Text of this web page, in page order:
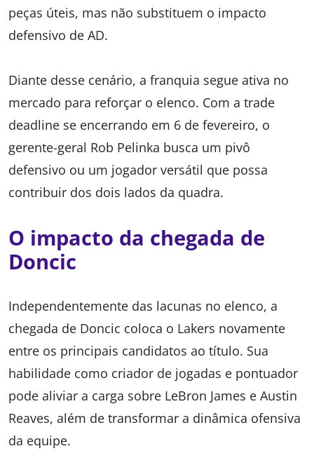
peças úteis, mas não substituem o impacto
defensivo de AD.
Diante desse cenário, a franquia segue ativa no
mercado para reforçar o elenco. Com a trade
deadline se encerrando em 6 de fevereiro, o
gerente-geral Rob Pelinka busca um pivô
defensivo ou um jogador versátil que possa
contribuir dos dois lados da quadra.
O impacto da chegada de
Doncic
Independentemente das lacunas no elenco, a
chegada de Doncic coloca o Lakers novamente
entre os principais candidatos ao título. Sua
habilidade como criador de jogadas e pontuador
pode aliviar a carga sobre LeBron James e Austin
Reaves, além de transformar a dinâmica ofensiva
da equipe.